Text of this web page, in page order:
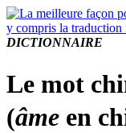
DICTIONNAIRE
Le mot
(âme en